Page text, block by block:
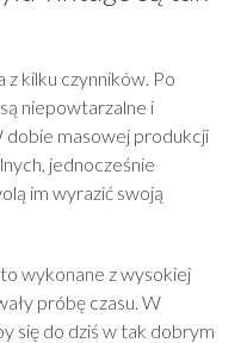
z kilku czynników. Po
niepowtarzalne i
dobie masowej produkcji
jednocześnie
im wyrazić swoją
wykonane z wysokiej
próbę czasu. W
się do dziś w tak dobrym